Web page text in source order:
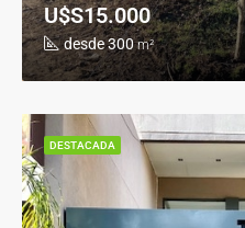
desde 300 m²
U$S15.000
DESTACADA